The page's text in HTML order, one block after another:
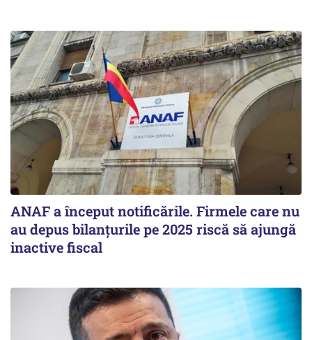
ANAF a început notificările. Firmele care nu
au depus bilanțurile pe 2025 riscă să ajungă
inactive fiscal